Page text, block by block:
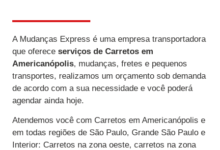
A Mudanças Express é uma empresa transportadora
que oferece serviços de Carretos em
Americanópolis, mudanças, fretes e pequenos
transportes, realizamos um orçamento sob demanda
de acordo com a sua necessidade e você poderá
agendar ainda hoje.
Atendemos você com Carretos em Americanópolis e
em todas regiões de São Paulo, Grande São Paulo e
Interior: Carretos na zona oeste, carretos na zona